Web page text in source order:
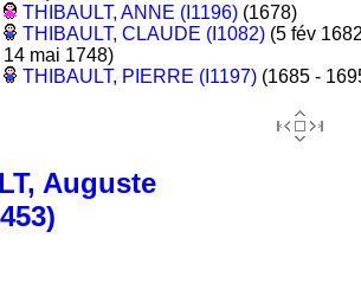
THIBAULT, ANNE (I1196)(1678)
THIBAULT, CLAUDE (I1082)(5 fév
14 mai 1748)
THIBAULT, PIERRE (I1197)(1685 -
Auguste